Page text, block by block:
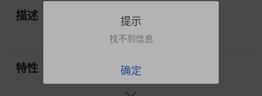
描述
特性
提示
找不到信息
确定